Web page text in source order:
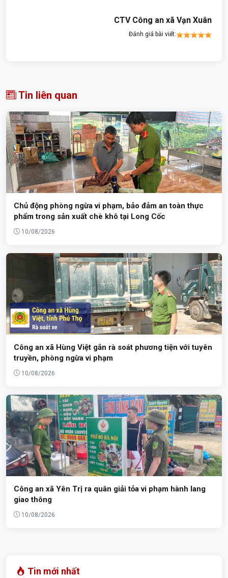
CTV Công an xã Vạn Xuân
Đánh giá bài viết:
Tin liên quan
Chủ động phòng ngừa vi phạm, bảo đảm an toàn thực
phẩm trong sản xuất chè khô tại Long Cốc
10/08/2026
Công an xã Hùng Việt gắn rà soát phương tiện với tuyên
truyền, phòng ngừa vi phạm
10/08/2026
Công an xã Yên Trị ra quân giải tỏa vi phạm hành lang
giao thông
10/08/2026
Tin mới nhất